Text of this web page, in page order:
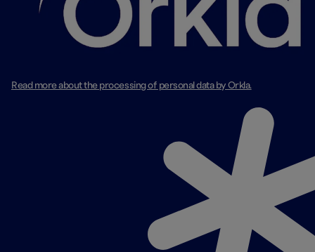
Read more about the processing of personal data by Orkla.